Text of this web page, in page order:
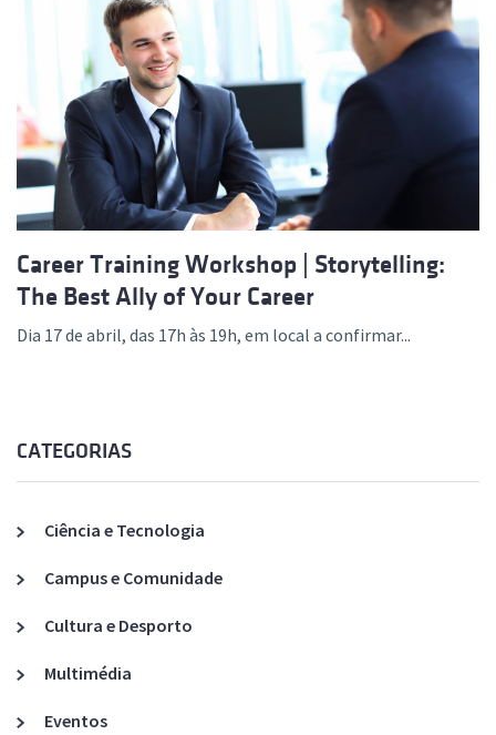
Career Training Workshop | Storytelling:
The Best Ally of Your Career
Dia 17 de abril, das 17h às 19h, em local a confirmar...
CATEGORIAS
Ciência e Tecnologia
Campus e Comunidade
Cultura e Desporto
Multimédia
Eventos